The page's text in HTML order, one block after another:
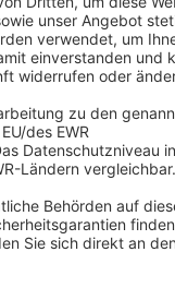
Anwendungen
haben
im
werden.
wichtigsten
der
reduzieren können.
Jahren erreichen.